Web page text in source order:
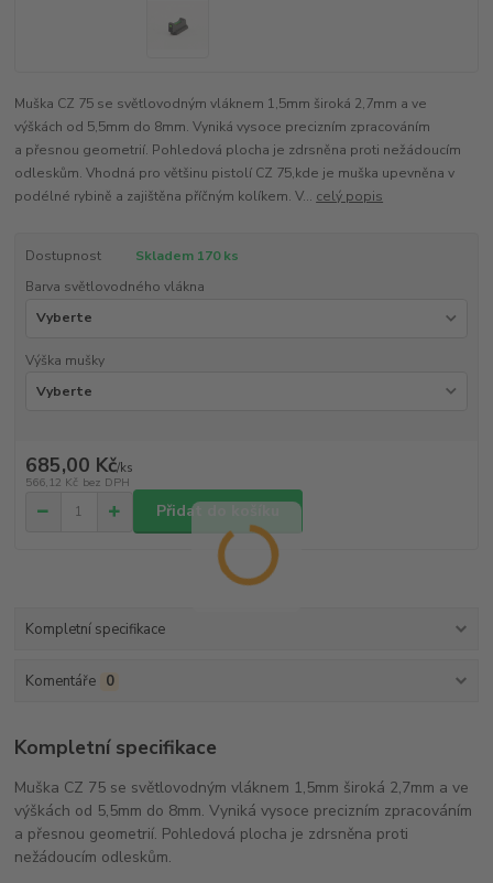
Muška CZ 75 se světlovodným vláknem 1,5mm široká 2,7mm a ve
výškách od 5,5mm do 8mm. Vyniká vysoce precizním zpracováním
a přesnou geometrií. Pohledová plocha je zdrsněna proti nežádoucím
odleskům. Vhodná pro většinu pistolí CZ 75,kde je muška upevněna v
podélné rybině a zajištěna příčným kolíkem. V... celý popis
Dostupnost
Skladem 170 ks
Barva světlovodného vlákna
Výška mušky
685,00 Kč/ks
566,12 Kč bez DPH
Přidat do košíku
Kompletní specifikace
Komentáře 0
Kompletní specifikace
Muška CZ 75 se světlovodným vláknem 1,5mm široká 2,7mm a ve
výškách od 5,5mm do 8mm. Vyniká vysoce precizním zpracováním
a přesnou geometrií. Pohledová plocha je zdrsněna proti
nežádoucím odleskům.